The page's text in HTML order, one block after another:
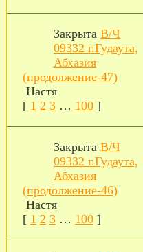
Закрыта В/Ч
09332 г.Гудаута,
Абхазия
(продолжение-47)
Настя
[ 1 2 3 … 100 ]
Закрыта В/Ч
09332 г.Гудаута,
Абхазия
(продолжение-46)
Настя
[ 1 2 3 … 100 ]